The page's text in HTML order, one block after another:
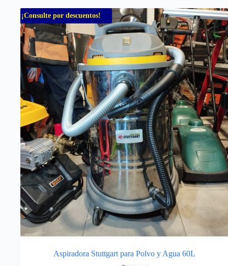
¡Consulte por descuentos!
Aspiradora Stuttgart para Polvo y Agua 60L